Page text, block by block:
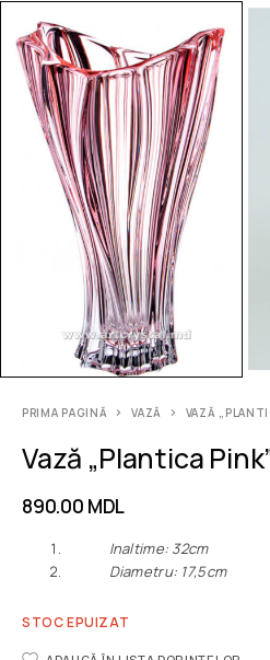
PRIMA PAGINĂ VAZĂ VAZĂ
Vază „Plantica
890.00 MDL
Inaltime: 32cm
Diametru: 17,5cm
STOC EPUIZAT